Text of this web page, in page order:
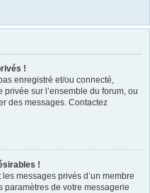
!
enregistré et/ou connecté,
privée sur l’ensemble du forum, ou
des messages. Contactez
!
messages privés d’un membre
paramètres de votre messagerie